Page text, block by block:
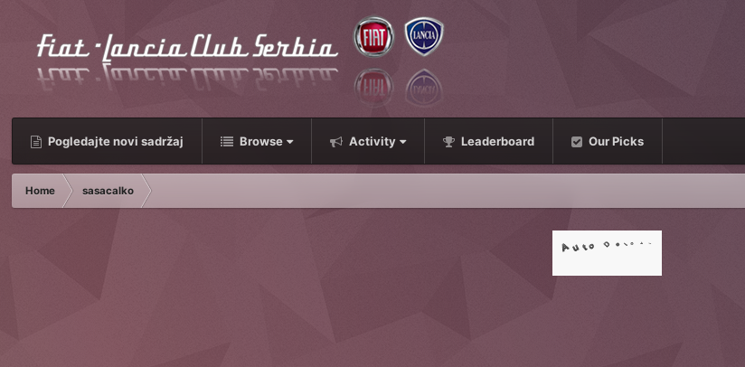
Pogledajte novi sadržaj Browse Activity Leaderboard Our Picks
Home sasacalko